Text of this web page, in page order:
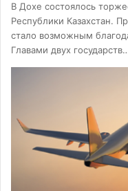
В Дохе состоялось
Республики Казахстан.
стало возможным
Главами двух